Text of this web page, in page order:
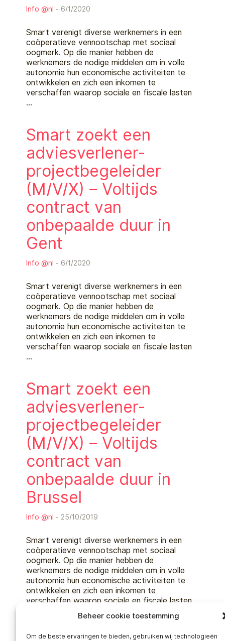
Beheer cookie toestemming
Om de beste ervaringen te bieden, gebruiken wij technologieën
Info @nl - 6/1/2020
Smart verenigt diverse werknemers in een
coöperatieve vennootschap met sociaal
oogmerk. Op die manier hebben de
werknemers de nodige middelen om in volle
autonomie hun economische activiteiten te
ontwikkelen en zich een inkomen te
verschaffen waarop sociale en fiscale lasten
…
Smart zoekt een
adviesverlener-
projectbegeleider
(M/V/X) – Voltijds
contract van
onbepaalde duur in
Gent
Info @nl - 6/1/2020
Smart verenigt diverse werknemers in een
coöperatieve vennootschap met sociaal
oogmerk. Op die manier hebben de
werknemers de nodige middelen om in volle
autonomie hun economische activiteiten te
ontwikkelen en zich een inkomen te
verschaffen waarop sociale en fiscale lasten
…
Smart zoekt een
adviesverlener-
projectbegeleider
(M/V/X) – Voltijds
contract van
onbepaalde duur in
Brussel
Info @nl - 25/10/2019
Smart verenigt diverse werknemers in een
coöperatieve vennootschap met sociaal
oogmerk. Op die manier hebben de
werknemers de nodige middelen om in volle
autonomie hun economische activiteiten te
ontwikkelen en zich een inkomen te
verschaffen waarop sociale en fiscale lasten